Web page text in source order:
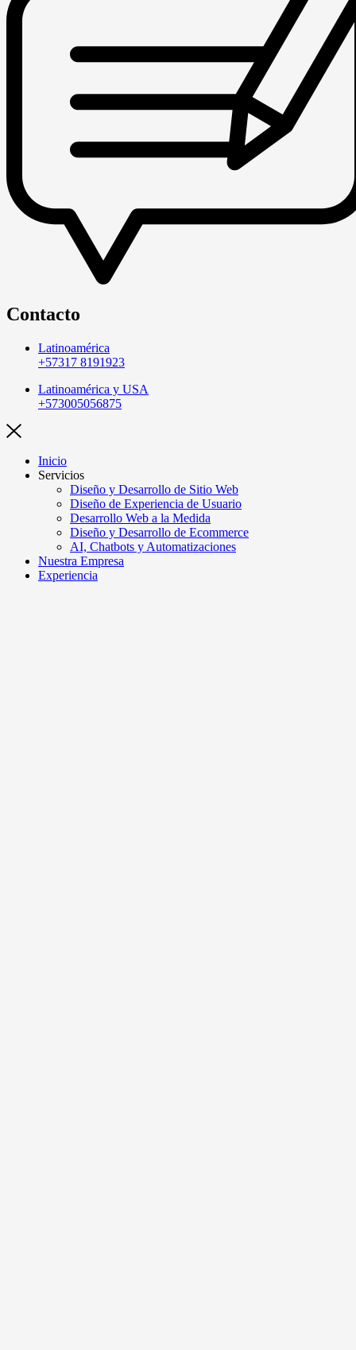
Contacto
Latinoamérica
+57317 8191923
Latinoamérica y USA
+573005056875
Inicio
Servicios
Diseño y Desarrollo de Sitio Web
Diseño de Experiencia de Usuario
Desarrollo Web a la Medida
Diseño y Desarrollo de Ecommerce
AI, Chatbots y Automatizaciones
Nuestra Empresa
Experiencia